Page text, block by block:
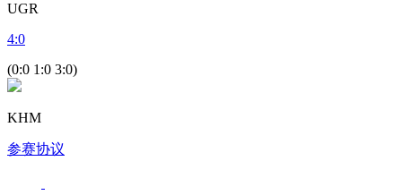
UGR
4:0
(0:0 1:0 3:0)
KHM
参赛协议